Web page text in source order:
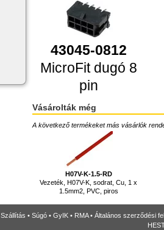
43045-0812
MicroFit dugó 8
pin
Vásárolták még
A következő termékeket más vásárlók
H07V-K-1.5-RD
Vezeték, H07V-K, sodrat, Cu, 1 x
1.5mm2, PVC, piros
Szállítás • Súgó • GyIK • RMA• Általános szerződési